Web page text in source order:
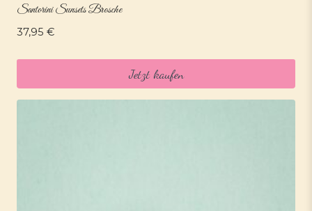
Santorini Sunsets Brosche
37,95 €
Jetzt kaufen